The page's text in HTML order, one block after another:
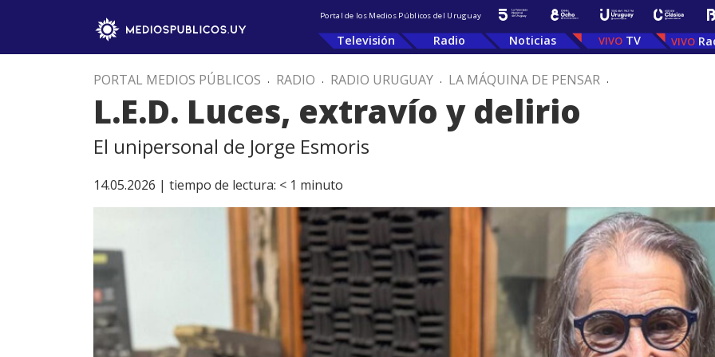
Portal de los Medios Públicos del Uruguay
Televisión Radio Noticias TV
PORTAL MEDIOS PÚBLICOS . RADIO . RADIO URUGUAY . LA MÁQUINA DE PENSAR .
L.E.D. Luces, extravío y delirio
El unipersonal de Jorge Esmoris
14.05.2026 | tiempo de lectura: < 1 minuto